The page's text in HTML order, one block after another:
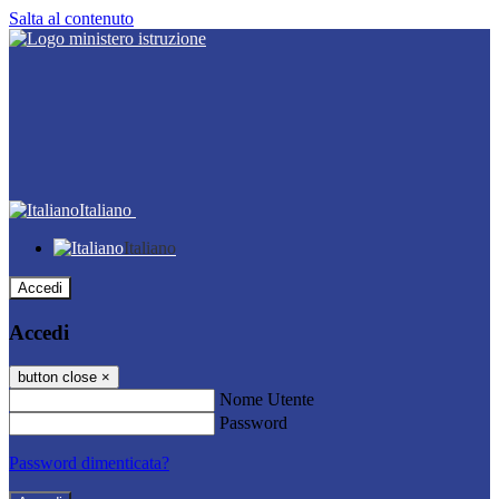
Salta al contenuto
Italiano
Italiano
Accedi
Accedi
button close ×
Nome Utente
Password
Password dimenticata?